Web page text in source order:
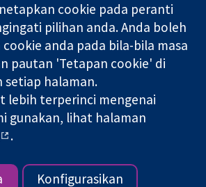
Library
sebuah badan amal (no. 1045921) dan
oleh jaminan (no. 03044323) yang
Nombor pendaftaran VAT GB 718
Cochrane
|Penafian|Kerahsiaan
cookie pada peranti
pilihan anda. Anda boleh
anda pada bila-bila masa
pautan 'Tetapan cookie' di
setiap halaman.
lebih terperinci mengenai
gunakan, lihat halaman
.
Konfigurasikan